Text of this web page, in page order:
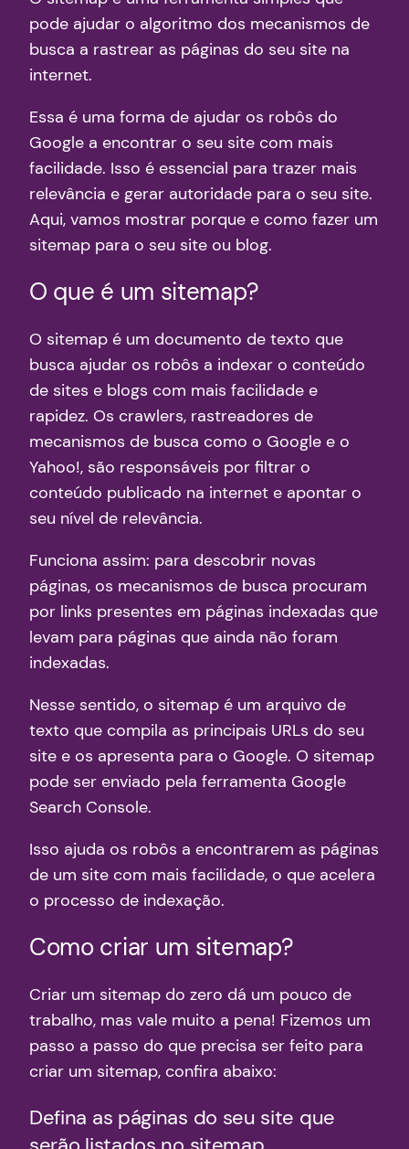
pode ajudar o algoritmo dos mecanismos de
busca a rastrear as páginas do seu site na
internet.
Essa é uma forma de ajudar os robôs do
Google a encontrar o seu site com mais
facilidade. Isso é essencial para trazer mais
relevância e gerar autoridade para o seu site.
Aqui, vamos mostrar porque e como fazer um
sitemap para o seu site ou blog.
O que é um sitemap?
O sitemap é um documento de texto que
busca ajudar os robôs a indexar o conteúdo
de sites e blogs com mais facilidade e
rapidez. Os crawlers, rastreadores de
mecanismos de busca como o Google e o
Yahoo!, são responsáveis por filtrar o
conteúdo publicado na internet e apontar o
seu nível de relevância.
Funciona assim: para descobrir novas
páginas, os mecanismos de busca procuram
por links presentes em páginas indexadas que
levam para páginas que ainda não foram
indexadas.
Nesse sentido, o sitemap é um arquivo de
texto que compila as principais URLs do seu
site e os apresenta para o Google. O sitemap
pode ser enviado pela ferramenta Google
Search Console.
Isso ajuda os robôs a encontrarem as páginas
de um site com mais facilidade, o que acelera
o processo de indexação.
Como criar um sitemap?
Criar um sitemap do zero dá um pouco de
trabalho, mas vale muito a pena! Fizemos um
passo a passo do que precisa ser feito para
criar um sitemap, confira abaixo:
Defina as páginas do seu site que